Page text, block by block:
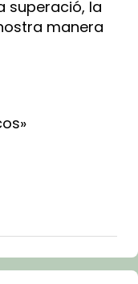
superació, la
manera